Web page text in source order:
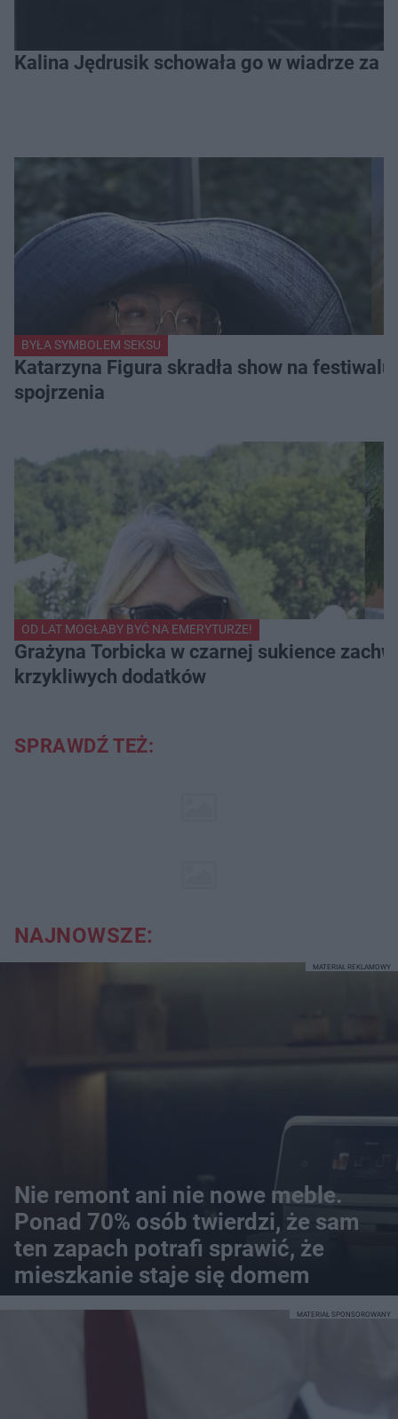
Kalina Jędrusik schowała go w wiadrze za
BYŁA SYMBOLEM SEKSU
Katarzyna Figura skradła show na
spojrzenia
OD LAT MOGŁABY BYĆ NA EMERYTURZE!
Grażyna Torbicka w czarnej sukience
krzykliwych dodatków
SPRAWDŹ TEŻ:
NAJNOWSZE:
Nie remont ani nie nowe meble.
Ponad 70% osób twierdzi, że sam
ten zapach potrafi sprawić, że
mieszkanie staje się domem
MATERIAŁ REKLAMOWY
MATERIAŁ SPONSOROWANY